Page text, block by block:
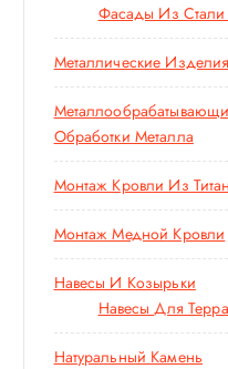
Фасады Из Стали
Металлические Изделия
Обработки Металла
Монтаж Кровли Из
Монтаж Медной Кровли
Навесы И Козырьки
Навесы Для
Натуральный Камень